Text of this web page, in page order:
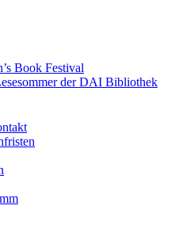
Book Festival
der DAI Bibliothek